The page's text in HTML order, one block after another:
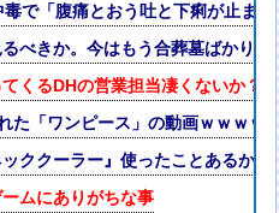
で「腹痛とおう吐と下痢が止ま
べきか。今はもう合葬墓ばかり
くるDHの営業担当凄くないか？
た「ワンピース」の動画ｗｗｗｗ
ククーラー』使ったことあるか？
ムにありがちな事